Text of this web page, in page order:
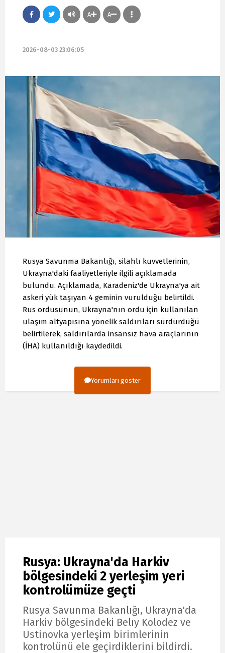
A A
2026-08-03 23:06:05
Rusya Savunma Bakanlığı, silahlı kuvvetlerinin,
Ukrayna'daki faaliyetleriyle ilgili açıklamada
bulundu. Açıklamada, Karadeniz'de Ukrayna'ya ait
askeri yük taşıyan 4 geminin vurulduğu belirtildi.
Rus ordusunun, Ukrayna'nın ordu için kullanılan
ulaşım altyapısına yönelik saldırıları sürdürdüğü
belirtilerek, saldırılarda insansız hava araçlarının
(İHA) kullanıldığı kaydedildi.
Yorumları göster
Rusya: Ukrayna'da Harkiv
bölgesindeki 2 yerleşim yeri
kontrolümüze geçti
Rusya Savunma Bakanlığı, Ukrayna'da
Harkiv bölgesindeki Belıy Kolodez ve
Ustinovka yerleşim birimlerinin
kontrolünü ele geçirdiklerini bildirdi.